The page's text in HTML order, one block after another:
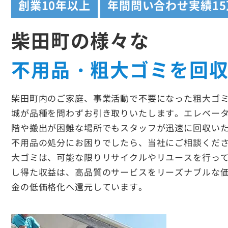
創業10年以上 年間問い合わせ実績
柴田町の様々な
不用品・粗大ゴミを回
柴田町内のご家庭、事業活動で不要になった粗大ゴ
城が品種を問わずお引き取りいたします。エレベー
階や搬出が困難な場所でもスタッフが迅速に回収い
不用品の処分にお困りでしたら、当社にご相談くだ
大ゴミは、可能な限りリサイクルやリユースを行っ
し得た収益は、高品質のサービスをリーズナブルな
金の低価格化へ還元しています。